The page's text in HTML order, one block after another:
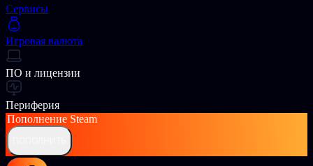
Сервисы
Игровая валюта
ПО и лицензии
Периферия
Пополнение Steam